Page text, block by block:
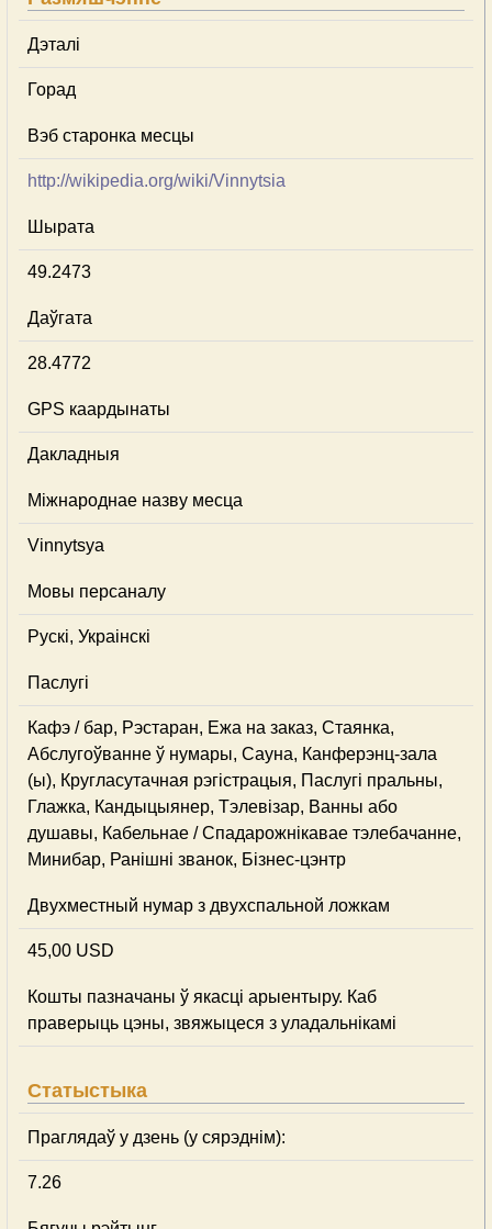
Дэталі
Горад
Вэб старонка месцы
http://wikipedia.org/wiki/Vinnytsia
Шырата
49.2473
Даўгата
28.4772
GPS каардынаты
Дакладныя
Міжнароднае назву месца
Vinnytsya
Мовы персаналу
Рускі, Украінскі
Паслугі
Кафэ / бар, Рэстаран, Ежа на заказ, Стаянка,
Абслугоўванне ў нумары, Сауна, Канферэнц-зала
(ы), Кругласутачная рэгістрацыя, Паслугі пральны,
Глажка, Кандыцыянер, Тэлевізар, Ванны або
душавы, Кабельнае / Спадарожнiкавае тэлебачанне,
Минибар, Ранішні званок, Бізнес-цэнтр
Двухместный нумар з двухспальной ложкам
45,00 USD
Кошты пазначаны ў якасці арыентыру. Каб
праверыць цэны, звяжыцеся з уладальнікамі
Статыстыка
Праглядаў у дзень (у сярэднім):
7.26